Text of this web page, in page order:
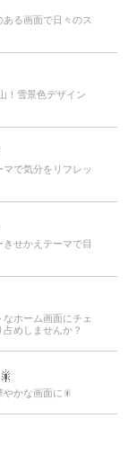
る画面で日々のス
！雪景色デザイン
で気分をリフレッ
せかえテーマで目
ホーム画面にチェ
めしませんか？
かな画面に🎇